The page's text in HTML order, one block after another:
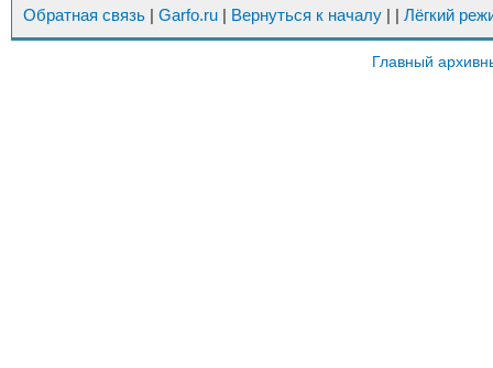
Обратная связь | Garfo.ru | Вернуться к началу | | Лёгкий
Главный